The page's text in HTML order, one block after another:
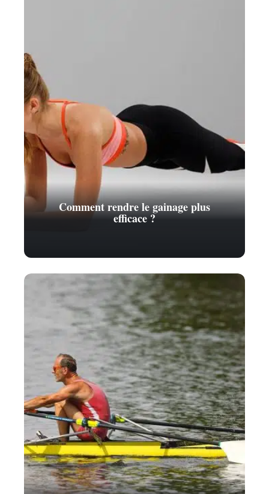
Comment rendre le gainage plus
efficace ?